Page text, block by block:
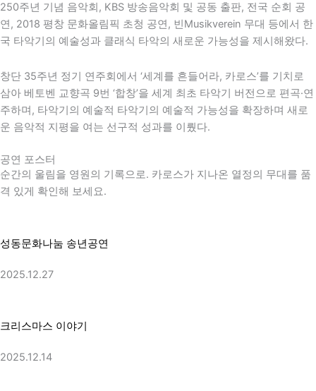
250주년 기념 음악회, KBS 방송음악회 및 공동 출판, 전국 순회 공
연, 2018 평창 문화올림픽 초청 공연, 빈Musikverein 무대 등에서 한
국 타악기의 예술성과 클래식 타악의 새로운 가능성을 제시해왔다.
창단 35주년 정기 연주회에서 ‘세계를 흔들어라, 카로스’를 기치로
삼아 베토벤 교향곡 9번 ‘합창’을 세계 최초 타악기 버전으로 편곡·연
주하며, 타악기의 예술적 타악기의 예술적 가능성을 확장하며 새로
운 음악적 지평을 여는 선구적 성과를 이뤘다.
공연 포스터
순간의 울림을 영원의 기록으로. 카로스가 지나온 열정의 무대를 품
격 있게 확인해 보세요.
성동문화나눔 송년공연
2025.12.27
크리스마스 이야기
2025.12.14